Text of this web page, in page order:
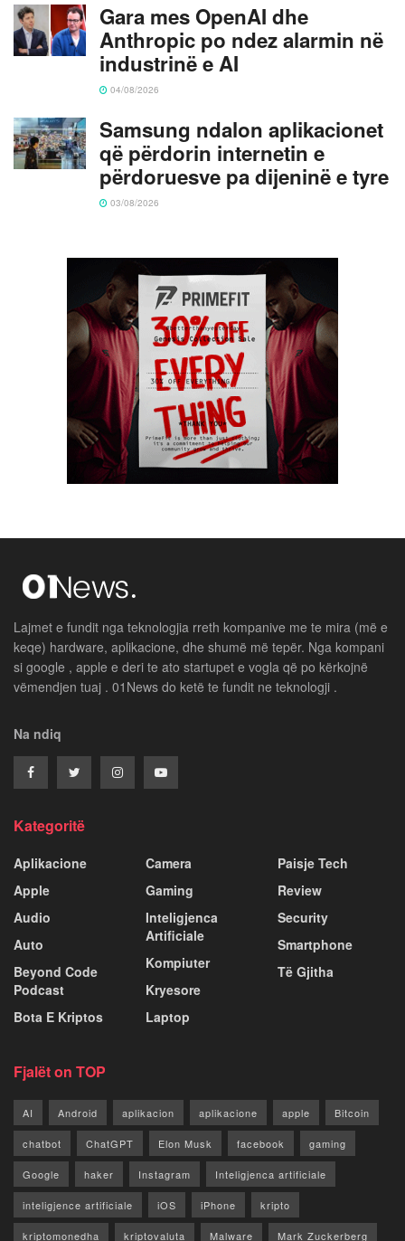
Gara mes OpenAI dhe
Anthropic po ndez alarmin në
industrinë e AI
04/08/2026
Samsung ndalon aplikacionet
që përdorin internetin e
përdoruesve pa dijeninë e tyre
03/08/2026
Lajmet e fundit nga teknologjia rreth kompanive me te mira (më e
keqe) hardware, aplikacione, dhe shumë më tepër. Nga kompani
si google , apple e deri te ato startupet e vogla që po kërkojnë
vëmendjen tuaj . 01News do ketë te fundit ne teknologji .
Na ndiq
Kategoritë
Aplikacione
Apple
Audio
Auto
Beyond Code
Podcast
Bota E Kriptos
Camera
Gaming
Inteligjenca
Artificiale
Kompiuter
Kryesore
Laptop
Paisje Tech
Review
Security
Smartphone
Të Gjitha
Fjalët on TOP
AI Android aplikacion aplikacione apple Bitcoin
chatbot ChatGPT Elon Musk facebook gaming
Google haker Instagram Inteligjenca artificiale
inteligjence artificiale iOS iPhone kripto
kriptomonedha kriptovaluta Malware Mark Zuckerberg